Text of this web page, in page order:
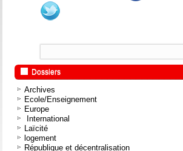
Dossiers
Archives
Ecole/Enseignement
Europe
International
Laïcité
logement
République et décentralisation